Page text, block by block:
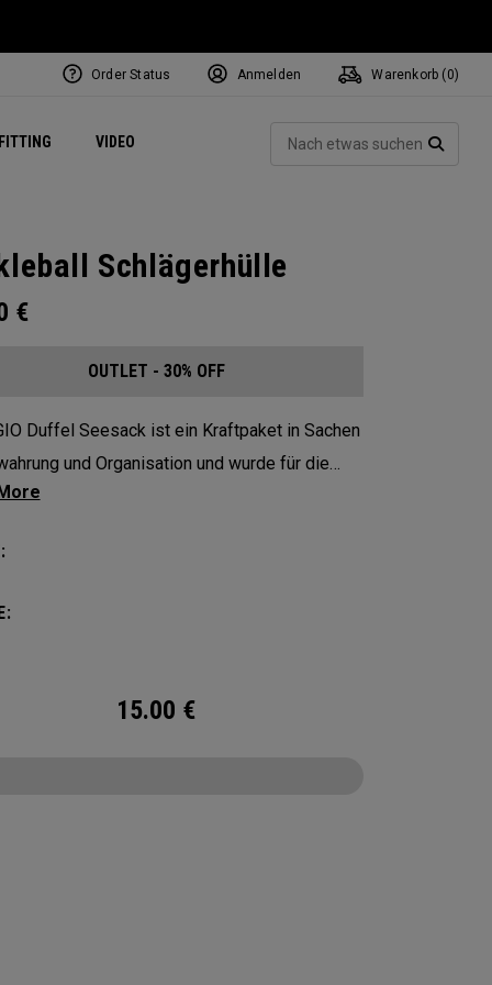
VIDEO Exclusive Mavrik Complete Sets
Exklusiv - Golfbälle
Women's Golf Balls
Exklusiv - Zubehör
Regional Performance Centers
Order Status Anmelden Warenkorb ( 0)
Schlägerhülle
€
OUTLET - 30% OFF
Duffel Seesack ist ein Kraftpaket in Sachen
und Organisation und wurde für die
und anspruchsvollsten
Tasche bietet Platz für bis zu 4 Paddel,
15.00 €